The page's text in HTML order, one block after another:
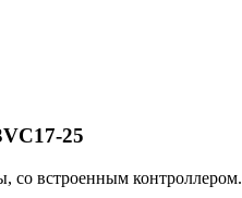
25
со встроенным контроллером.